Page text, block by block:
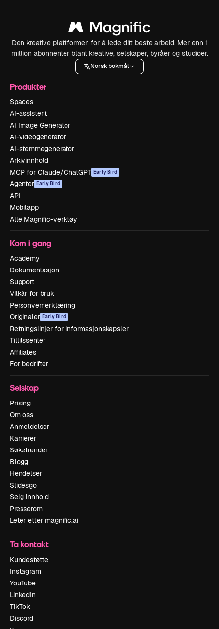
Den kreative plattformen for å lede ditt beste arbeid. Mer enn 1
million abonnenter blant kreative, selskaper, byråer og studioer.
Norsk bokmål
Produkter
Spaces
AI-assistent
AI Image Generator
AI-videogenerator
AI-stemmegenerator
Arkivinnhold
MCP for Claude/ChatGPT Early Bird
Agenter Early Bird
API
Mobilapp
Alle Magnific-verktøy
Kom i gang
Academy
Dokumentasjon
Support
Vilkår for bruk
Personvernerklæring
Originaler Early Bird
Retningslinjer for informasjonskapsler
Tillitssenter
Affiliates
For bedrifter
Selskap
Prising
Om oss
Anmeldelser
Karrierer
Søketrender
Blogg
Hendelser
Slidesgo
Selg innhold
Presserom
Leter etter magnific.ai
Ta kontakt
Kundestøtte
Instagram
YouTube
LinkedIn
TikTok
Discord